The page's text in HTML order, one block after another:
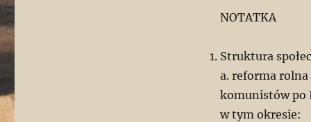
NOTATKA
Struktura
a. reforma
komunistów po
w tym okresie: